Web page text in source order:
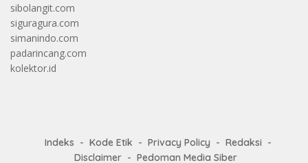
sibolangit.com
siguragura.com
simanindo.com
padarincang.com
kolektor.id
Indeks Kode Etik Privacy Policy
Redaksi
Disclaimer
Pedoman Media Siber